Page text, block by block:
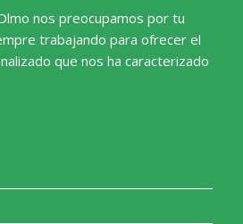
nos preocupamos por tu
trabajando para ofrecer el
que nos ha caracterizado